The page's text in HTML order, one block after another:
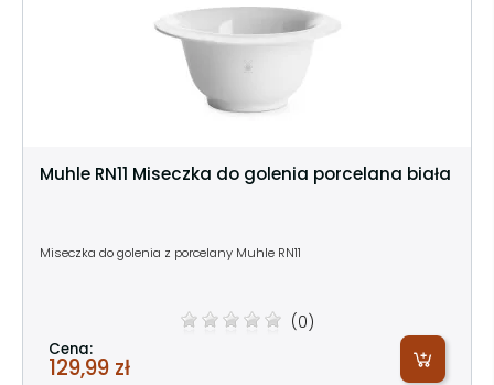
Muhle RN11 Miseczka do golenia porcelana biała
Miseczka do golenia z porcelany Muhle RN11
(0)
Cena:
129,99 zł